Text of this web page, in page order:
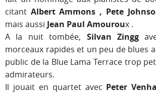
citant Albert Ammons , Pete
mais aussi Jean Paul Amouroux .
A la nuit tombée, Silvan Zingg
morceaux rapides et un peu de blues
public de la Blue Lama Terrace trop
admirateurs.
Il jouait en quartet avec Peter